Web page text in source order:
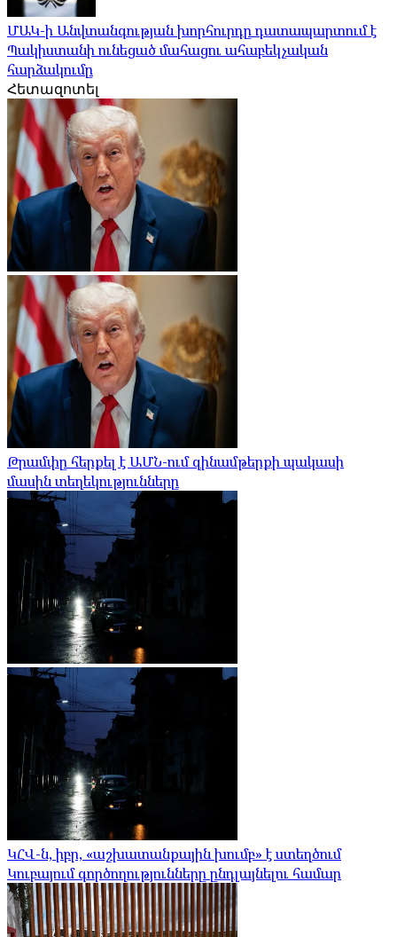
ՄԱԿ-ի Անվտանգության խորհուրդը դատապարտում է
Պակիստանի ունեցած մահացու ահաբեկչական
հարձակումը
Հետազոտել
Թրամփը հերքել է ԱՄՆ-ում զինամթերքի պակասի
մասին տեղեկությունները
ԿՀՎ-ն, իբր, «աշխատանքային խումբ» է ստեղծում
Կուբայում գործողությունները ընդլայնելու համար